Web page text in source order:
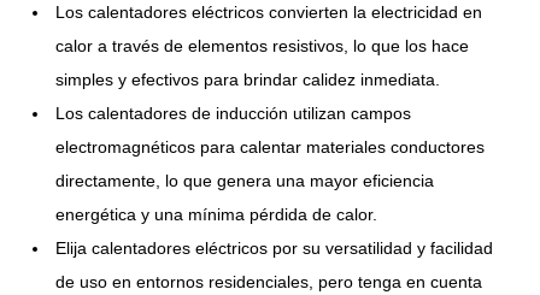
Los calentadores eléctricos convierten la electricidad en
calor a través de elementos resistivos, lo que los hace
simples y efectivos para brindar calidez inmediata.
Los calentadores de inducción utilizan campos
electromagnéticos para calentar materiales conductores
directamente, lo que genera una mayor eficiencia
energética y una mínima pérdida de calor.
Elija calentadores eléctricos por su versatilidad y facilidad
de uso en entornos residenciales, pero tenga en cuenta